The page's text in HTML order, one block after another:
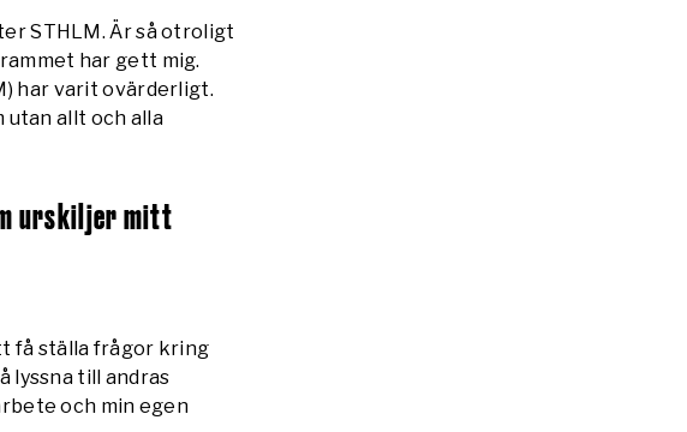
STHLM. Är så otroligt
har gett mig.
har varit ovärderligt.
allt och alla
urskiljer mitt
få ställa frågor kring
lyssna till andras
och min egen